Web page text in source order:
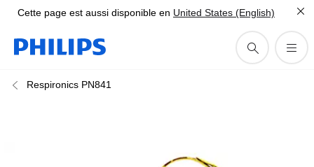
Cette page est aussi disponible en United States (English)
Respironics PN841